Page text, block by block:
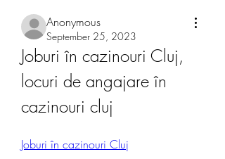
Anonymous
September 25, 2023
Joburi în cazinouri Cluj,
locuri de angajare în
cazinouri cluj
Joburi în cazinouri Cluj